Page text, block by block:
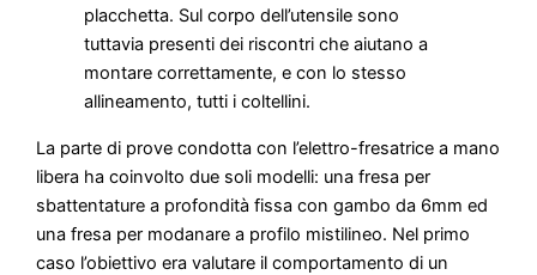
placchetta. Sul corpo dell’utensile sono
tuttavia presenti dei riscontri che aiutano a
montare correttamente, e con lo stesso
allineamento, tutti i coltellini.
La parte di prove condotta con l’elettro-fresatrice a mano
libera ha coinvolto due soli modelli: una fresa per
sbattentature a profondità fissa con gambo da 6mm ed
una fresa per modanare a profilo mistilineo. Nel primo
caso l’obiettivo era valutare il comportamento di un